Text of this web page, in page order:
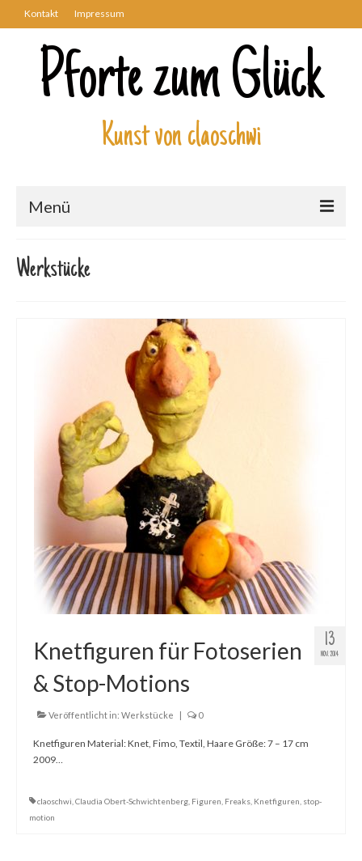
Kontakt Impressum
Pforte zum Glück
Kunst von claoschwi
Menü
Biblisch
Engel und Geflügelte
Geschnitzte
Gezeichnete
Köpfe
Märchen
Schwarze Serie
Viecher
Illustrationen
Comic, Figuren & Stories
Kinderbücher
Designs
Dies & Das
Filmchen
Werkstücke
13
NOV. 2014
Knetfiguren für Fotoserien
& Stop-Motions
Veröffentlicht in: Werkstücke | 0
Knetfiguren Material: Knet, Fimo, Textil, Haare Größe: 7 – 17 cm
2009…
claoschwi Claudia Obert-Schwichtenberg Figuren Freaks Knetfiguren stop-
motion